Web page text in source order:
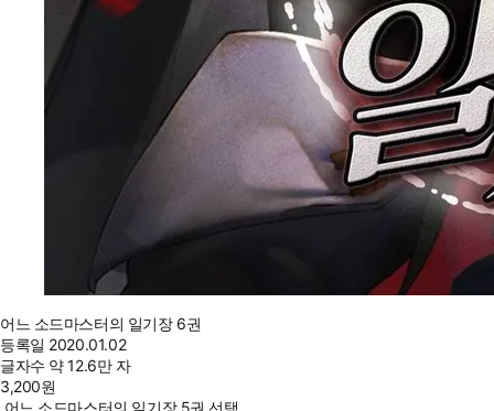
어느 소드마스터의 일기장 6권
등록일 2020.01.02
글자수 약 12.6만 자
3,200원
어느 소드마스터의 일기장 5권 선택